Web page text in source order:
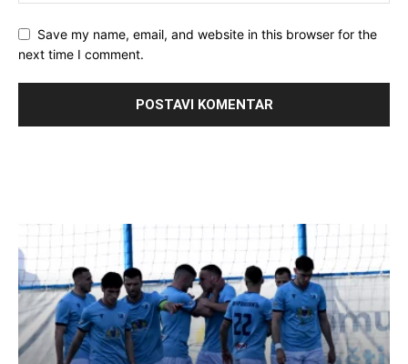
Save my name, email, and website in this browser for the
next time I comment.